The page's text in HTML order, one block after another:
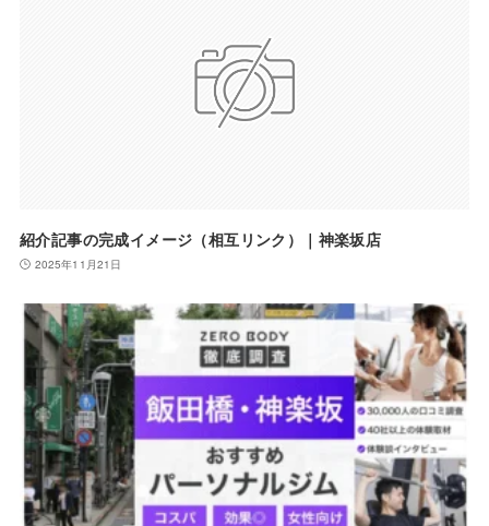
紹介記事の完成イメージ（相互リンク）｜神楽坂店
2025年11月21日